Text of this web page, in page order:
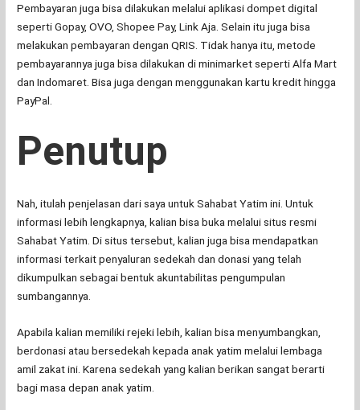
Pembayaran juga bisa dilakukan melalui aplikasi dompet digital
seperti Gopay, OVO, Shopee Pay, Link Aja. Selain itu juga bisa
melakukan pembayaran dengan QRIS. Tidak hanya itu, metode
pembayarannya juga bisa dilakukan di minimarket seperti Alfa Mart
dan Indomaret. Bisa juga dengan menggunakan kartu kredit hingga
PayPal.
Penutup
Nah, itulah penjelasan dari saya untuk Sahabat Yatim ini. Untuk
informasi lebih lengkapnya, kalian bisa buka melalui situs resmi
Sahabat Yatim. Di situs tersebut, kalian juga bisa mendapatkan
informasi terkait penyaluran sedekah dan donasi yang telah
dikumpulkan sebagai bentuk akuntabilitas pengumpulan
sumbangannya.
Apabila kalian memiliki rejeki lebih, kalian bisa menyumbangkan,
berdonasi atau bersedekah kepada anak yatim melalui lembaga
amil zakat ini. Karena sedekah yang kalian berikan sangat berarti
bagi masa depan anak yatim.